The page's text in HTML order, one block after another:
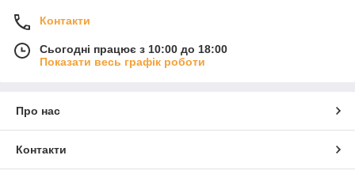
Контакти
Сьогодні працює з 10:00 до 18:00
Показати весь графік роботи
Про нас
Контакти